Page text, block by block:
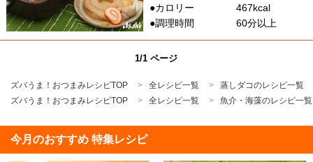
●カロリー
467kcal
●調理時間
60分以上
1/1 ページ
ズバうま！おつまみレシピTOP 全レシピ一覧
蒸しダコのレシピ一覧
ズバうま！おつまみレシピTOP
全レシピ一覧 魚介・海藻のレシピ一覧
今月のおすすめ 特集レシピ